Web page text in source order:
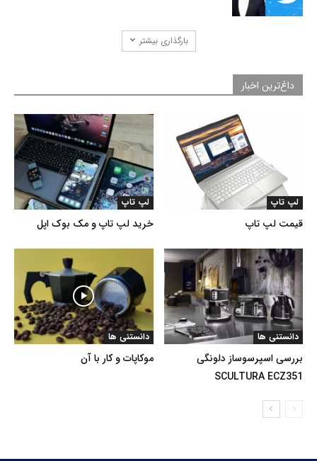
بارگذاری بیشتر
داغ‌ترین اخبار
لپ تاپ
خرید لپ تاپ و مک بوک اپل
لپ تاپ
قیمت لپ تاپ
دانستنی ها
موکاپات و کار با آن
دانستنی ها
بررسی اسپرسوساز دلونگی
SCULTURA ECZ351